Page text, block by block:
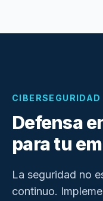
CIBERSEGURIDAD
Defensa
para tu
La seguridad no
continuo.